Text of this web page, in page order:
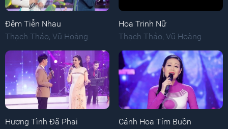
Đêm Tiễn Nhau
Thạch Thảo Vũ Hoàng
Hoa Trinh Nữ
Thạch Thảo Vũ Hoàng
Hương Tình Đã Phai
Cánh Hoa Tím Buồn